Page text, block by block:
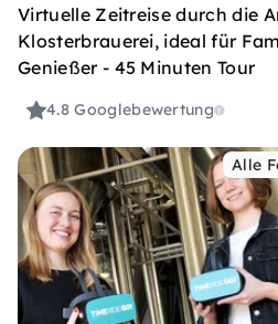
Virtuelle Zeitreise durch die
Klosterbrauerei, ideal für
Genießer - 45 Minuten Tour
4.8Googlebewertung
Alle